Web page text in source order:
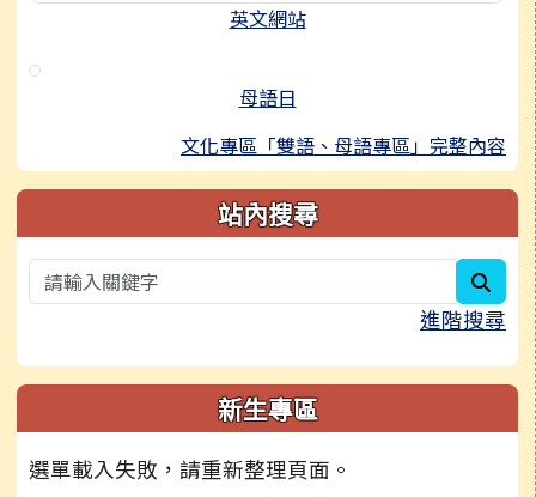
英文網站
母語日
文化專區「雙語、母語專區」完整內容
站內搜尋
進階搜尋
新生專區
選單載入失敗，請重新整理頁面。